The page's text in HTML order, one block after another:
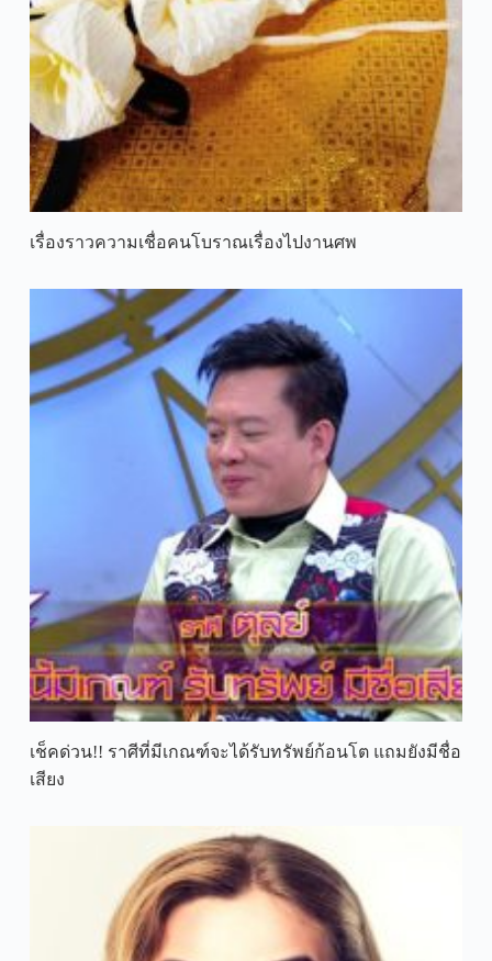
เรื่องราวความเชื่อคนโบราณเรื่องไปงานศพ
เช็คด่วน!! ราศีที่มีเกณฑ์จะได้รับทรัพย์ก้อนโต แถมยังมีชื่อ
เสียง